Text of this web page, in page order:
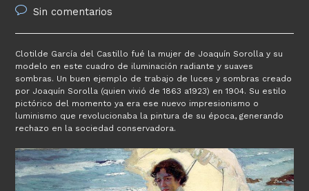
la
Comentarios
entrada:
Sin comentarios
Clotilde García del Castillo fué la mujer de Joaquín Sorolla y su
modelo en este cuadro de iluminación radiante y suaves
sombras. Un buen ejemplo de trabajo de luces y sombras creado
por Joaquín Sorolla (quien vivió de 1863 a1923) en 1904. Su estilo
pictórico del momento ya era ese nuevo impresionismo o
luminismo que revolucionaba la pintura de su época, generando
rechazo en la sociedad conservadora.